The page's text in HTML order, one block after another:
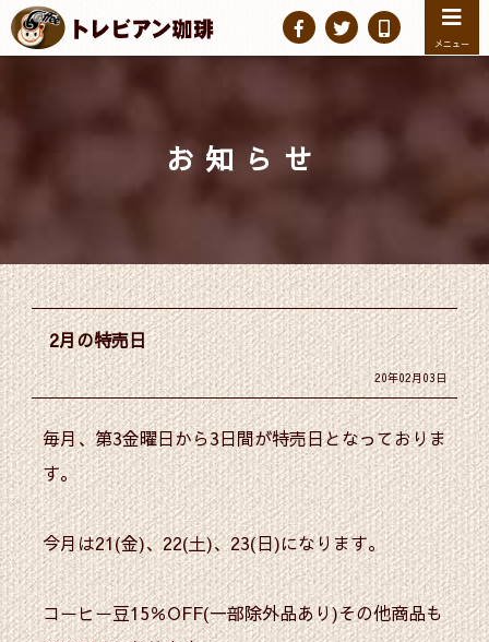
メニュー
お知らせ
2月の特売日
20年02月03日
毎月、第3金曜日から3日間が特売日となっておりま
す。
今月は21(金)、22(土)、23(日)になります。
コーヒー豆15％OFF(一部除外品あり)その他商品も